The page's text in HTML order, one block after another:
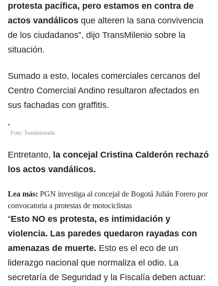
protesta pacífica, pero estamos en contra de
actos vandálicos que alteren la sana convivencia
de los ciudadanos”, dijo TransMilenio sobre la
situación.
Sumado a esto, locales comerciales cercanos del
Centro Comercial Andino resultaron afectados en
sus fachadas con graffitis.
Foto: Suministrada.
Entretanto, la concejal Cristina Calderón rechazó
los actos vandálicos.
Lea más: PGN investiga al concejal de Bogotá Julián Forero por
convocatoria a protestas de motociclistas
“Esto NO es protesta, es intimidación y
violencia. Las paredes quedaron rayadas con
amenazas de muerte. Esto es el eco de un
liderazgo nacional que normaliza el odio. La
secretaría de Seguridad y la Fiscalía deben actuar: